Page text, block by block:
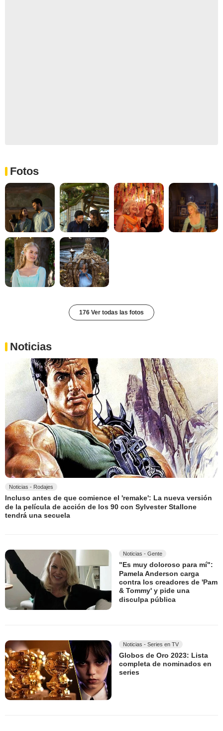
Fotos
176 Ver todas las fotos
Noticias
Noticias - Rodajes
Incluso antes de que comience el 'remake': La nueva versión
de la película de acción de los 90 con Sylvester Stallone
tendrá una secuela
Noticias - Gente
"Es muy doloroso para mí":
Pamela Anderson carga
contra los creadores de 'Pam
& Tommy' y pide una
disculpa pública
Noticias - Series en TV
Globos de Oro 2023: Lista
completa de nominados en
series